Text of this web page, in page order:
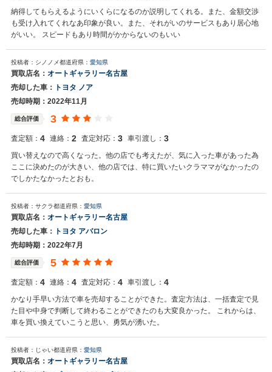
納得してもらえるようにいくらになるのか説明してくれる。また、金額交渉
も受け入れてくれなあ印象が良い。また、それがいのサービスもあり居心地
がいい。 スピードもあり時間がかからないのもいい
投稿者：シノノメ都道府県： 愛知県
買取店名： オートギャラリー名古屋
売却した車：
トヨタ ノア
売却時期：2022年11月
総合評価 3
査定額： 4 連絡： 2 査定対応： 3 車引渡し： 3
買い替えなので高くなった。他の店でも考えたが、気に入った車があった為
ここに決めたのが大きい、他の店では、特に買いたいクラママがなかったの
でしかたなかったとおも。
投稿者：サクラ都道府県： 愛知県
買取店名： オートギャラリー名古屋
売却した車：
トヨタ アバロン
売却時期：2022年7月
総合評価 5
査定額： 4 連絡： 4 査定対応： 4 車引渡し： 4
かなり手早い方法で車を売却することができた。査定方法は、一括査定で見
た目や中身で判断して終わることができたのも大変良かった。 これからは、
車を買い換えていこうと思い、勇気が湧いた。
投稿者：じゃい都道府県： 愛知県
買取店名： オートギャラリー名古屋